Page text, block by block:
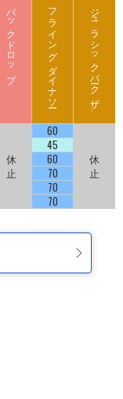
バックドロップ フライング ダイナソー ジ
ュ
ラ
シ
ッ
ク
パ
ーク
ザ
ラ
イ
ド
60
45
休 60 休
止 70 止
70
70